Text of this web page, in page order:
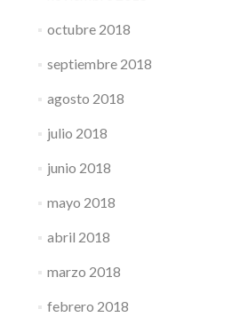
octubre 2018
septiembre 2018
agosto 2018
julio 2018
junio 2018
mayo 2018
abril 2018
marzo 2018
febrero 2018